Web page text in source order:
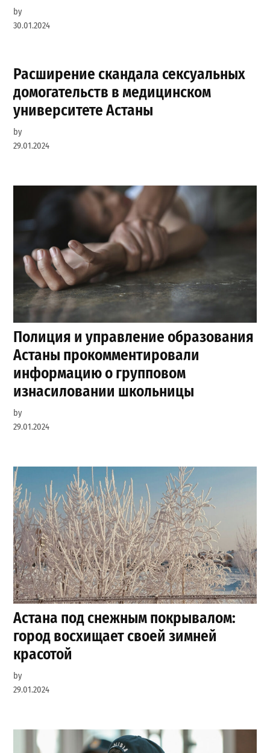
by
30.01.2024
Расширение скандала сексуальных
домогательств в медицинском
университете Астаны
by
29.01.2024
Полиция и управление образования
Астаны прокомментировали
информацию о групповом
изнасиловании школьницы
by
29.01.2024
Астана под снежным покрывалом:
город восхищает своей зимней
красотой
by
29.01.2024